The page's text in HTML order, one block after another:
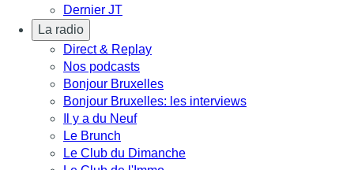
Dernier JT
La radio
Direct & Replay
Nos podcasts
Bonjour Bruxelles
Bonjour Bruxelles: les interviews
Il y a du Neuf
Le Brunch
Le Club du Dimanche